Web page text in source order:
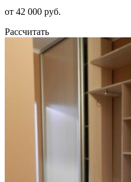
от 42 000 руб.
Рассчитать